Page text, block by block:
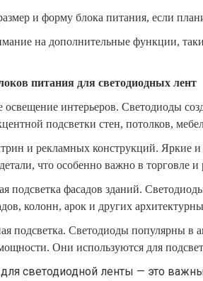
и форму блока питания, если
на дополнительные функции,
питания для светодиодных лент
освещение интерьеров. Светодиоды
подсветки стен, потолков,
и рекламных конструкций. Яркие
что особенно важно в торговле и
подсветка фасадов зданий.
колонн, арок и других
подсветка. Светодиоды популярны в
Они используются для
светодиодной ленты — это